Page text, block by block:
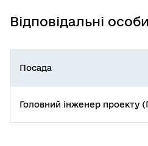
Відповідальні особи
Посада
Головний інженер проекту